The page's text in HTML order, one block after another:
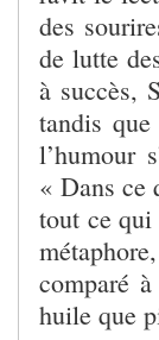
des
de lutte
à succès,
tandis
l’humour
« Dans ce
tout ce qui
comparé
huile que